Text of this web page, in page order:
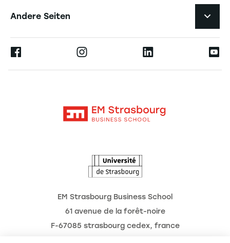
Forschung
Andere Seiten
Ernest
EM Strasbourg Business School
61 avenue de la forêt-noire
F-67085 strasbourg cedex, france